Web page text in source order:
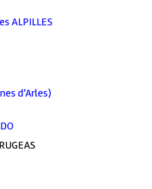
ALPILLES
d’Arles)